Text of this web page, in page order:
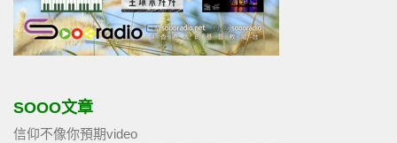
SOOO文章
信仰不像你預期video